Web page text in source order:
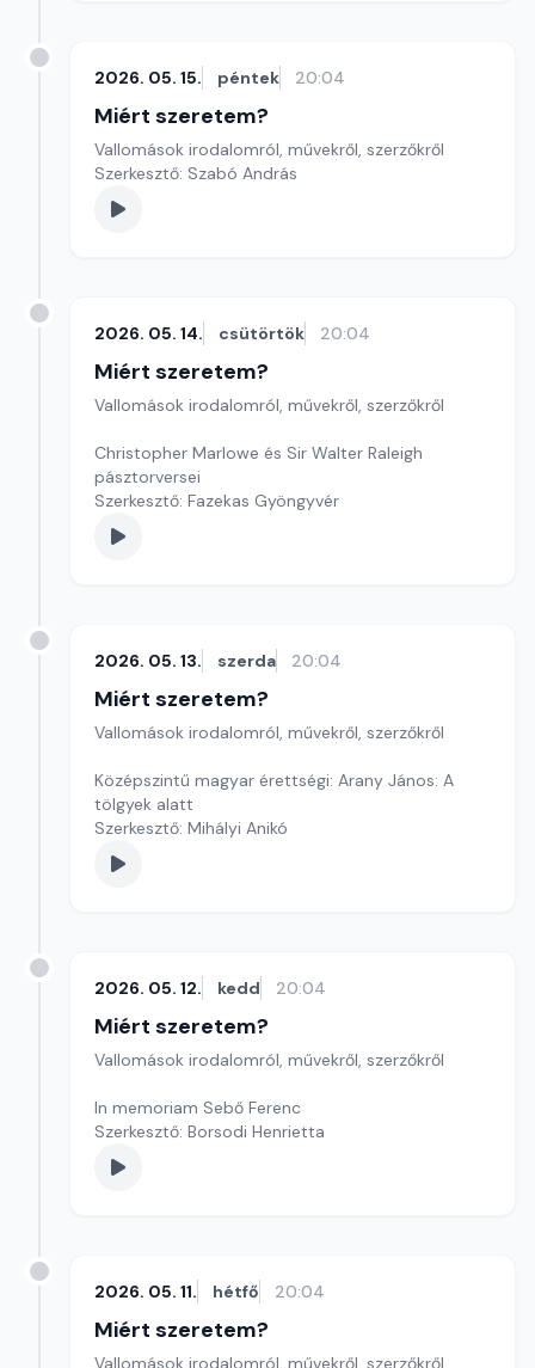
2026. 05. 15. péntek 20:04
Miért szeretem?
Vallomások irodalomról, művekről, szerzőkről
Szerkesztő: Szabó András
2026. 05. 14. csütörtök 20:04
Miért szeretem?
Vallomások irodalomról, művekről, szerzőkről
Christopher Marlowe és Sir Walter Raleigh
pásztorversei
Szerkesztő: Fazekas Gyöngyvér
2026. 05. 13. szerda 20:04
Miért szeretem?
Vallomások irodalomról, művekről, szerzőkről
Középszintű magyar érettségi: Arany János: A
tölgyek alatt
Szerkesztő: Mihályi Anikó
2026. 05. 12. kedd 20:04
Miért szeretem?
Vallomások irodalomról, művekről, szerzőkről
In memoriam Sebő Ferenc
Szerkesztő: Borsodi Henrietta
2026. 05. 11. hétfő 20:04
Miért szeretem?
Vallomások irodalomról, művekről, szerzőkről